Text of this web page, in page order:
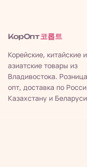
КорОпт 코롭트
Корейские, китайские и
азиатские товары из
Владивостока.
опт, доставка по
Казахстану и